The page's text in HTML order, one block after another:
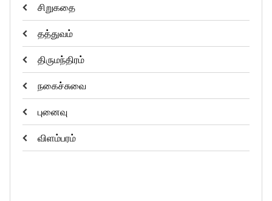
சிறுகதை
தத்துவம்
திருமந்திரம்
நகைச்சுவை
புனைவு
விளம்பரம்